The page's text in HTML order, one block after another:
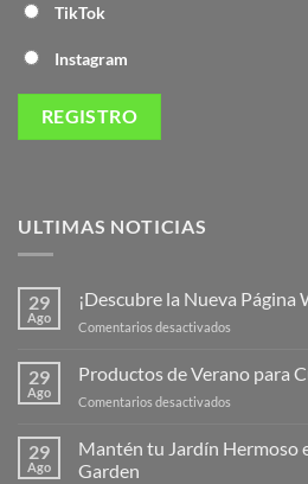
TikTok
Instagram
ULTIMAS NOTICIAS
29
Ago
¡Descubre la Nueva Página
Comentarios desactivados
Nueva
de
29
Ago
Productos de Verano para
Comentarios desactivados
de
29
Ago
Mantén tu Jardín Hermoso
Garden